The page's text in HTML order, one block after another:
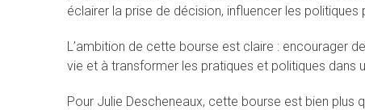
éclairer la prise de décision, influencer les
L’ambition de cette bourse est claire : encourager
vie et à transformer les pratiques et politiques dans
Pour Julie Descheneaux, cette bourse est bien plus